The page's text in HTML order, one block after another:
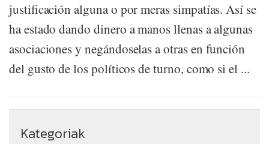
justificación alguna o por meras simpatías. Así se
ha estado dando dinero a manos llenas a algunas
asociaciones y negándoselas a otras en función
del gusto de los políticos de turno, como si el ...
Kategoriak